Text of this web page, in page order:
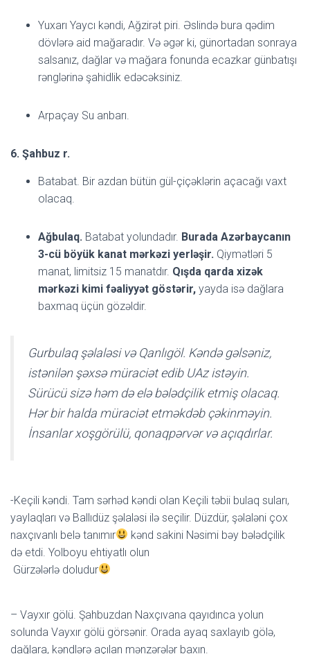
Yuxarı Yaycı kəndi, Ağzirət piri. Əslində bura qədim
dövlərə aid mağaradır. Və əgər ki, günortadan sonraya
salsanız, dağlar və mağara fonunda ecazkar günbatışı
rənglərinə şahidlik edəcəksiniz.
Arpaçay Su anbarı.
6. Şahbuz r.
Batabat. Bir azdan bütün gül-çiçəklərin açacağı vaxt
olacaq.
Ağbulaq. Batabat yolundadır. Burada Azərbaycanın
3-cü böyük kanat mərkəzi yerləşir. Qiymətləri 5
manat, limitsiz 15 manatdır. Qışda qarda xizək
mərkəzi kimi fəaliyyət göstərir, yayda isə dağlara
baxmaq üçün gözəldir.
Gurbulaq şəlaləsi və Qanlıgöl. Kəndə gəlsəniz,
istənilən şəxsə müraciət edib UAz istəyin.
Sürücü sizə həm də elə bələdçilik etmiş olacaq.
Hər bir halda müraciət etməkdəb çəkinməyin.
İnsanlar xoşgörülü, qonaqpərvər və açıqdırlar.
-Keçili kəndi. Tam sərhəd kəndi olan Keçili təbii bulaq suları,
yaylaqları və Ballıdüz şəlaləsi ilə seçilir. Düzdür, şəlaləni çox
naxçıvanlı belə tanımır
kənd sakini Nəsimi bəy bələdçilik
də etdi. Yolboyu ehtiyatlı olun
Gürzələrlə doludur
– Vayxır gölü. Şahbuzdan Naxçıvana qayıdınca yolun
solunda Vayxır gölü görsənir. Orada ayaq saxlayıb gölə,
dağlara, kəndlərə açılan mənzərələr baxın.